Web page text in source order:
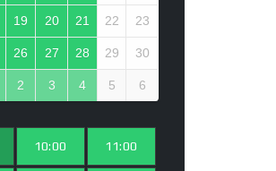
19 20 21 22 23
26 27 28 29 30
2 3 4 5 6
10:00 11:00